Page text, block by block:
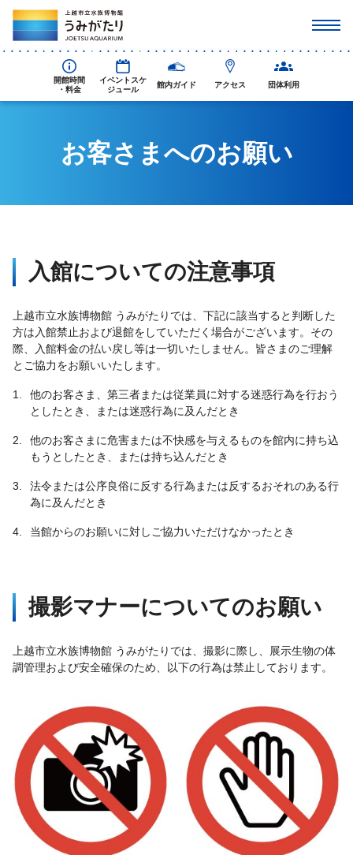
開館時間
・料金
イベントスケ
ジュール
館内ガイド アクセス 団体利用
お客さまへのお願い
入館についての注意事項
上越市立水族博物館 うみがたりでは、下記に該当すると判断した
方は入館禁止および退館をしていただく場合がございます。その
際、入館料金の払い戻し等は一切いたしません。皆さまのご理解
とご協力をお願いいたします。
1.
他のお客さま、第三者または従業員に対する迷惑行為を行おう
としたとき、または迷惑行為に及んだとき
2.
他のお客さまに危害または不快感を与えるものを館内に持ち込
もうとしたとき、または持ち込んだとき
3.
法令または公序良俗に反する行為または反するおそれのある行
為に及んだとき
4. 当館からのお願いに対しご協力いただけなかったとき
撮影マナーについてのお願い
上越市立水族博物館 うみがたりでは、撮影に際し、展示生物の体
調管理および安全確保のため、以下の行為は禁止しております。